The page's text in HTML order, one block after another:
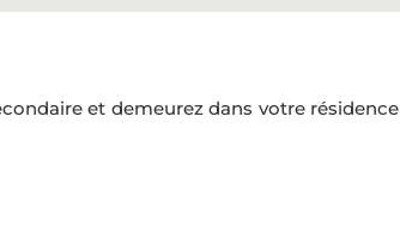
et demeurez dans votre résidence